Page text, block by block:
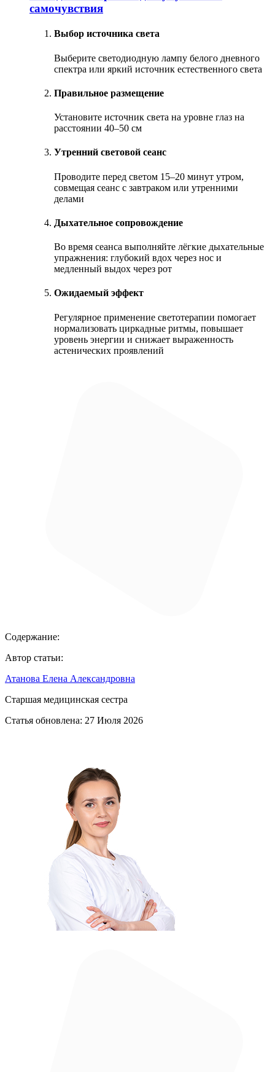
самочувствия
Выбор источника света
Выберите светодиодную лампу белого дневного
спектра или яркий источник естественного света
Правильное размещение
Установите источник света на уровне глаз на
расстоянии 40–50 см
Утренний световой сеанс
Проводите перед светом 15–20 минут утром,
совмещая сеанс с завтраком или утренними
делами
Дыхательное сопровождение
Во время сеанса выполняйте лёгкие дыхательные
упражнения: глубокий вдох через нос и
медленный выдох через рот
Ожидаемый эффект
Регулярное применение светотерапии помогает
нормализовать циркадные ритмы, повышает
уровень энергии и снижает выраженность
астенических проявлений
Содержание:
Автор статьи:
Атанова Елена Александровна
Старшая медицинская сестра
Статья обновлена: 27 Июля 2026